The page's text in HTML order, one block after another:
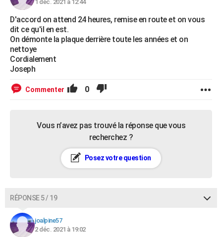
1 déc. 2021 à 12:44
D'accord on attend 24 heures, remise en route et on vous
dit ce qu'il en est.
On démonte la plaque derrière toute les années et on
nettoye
Cordialement
Joseph
Commenter 0
Vous n’avez pas trouvé la réponse que vous
recherchez ?
Posez votre question
RÉPONSE 5 / 19
joalpine57
2 déc. 2021 à 19:02